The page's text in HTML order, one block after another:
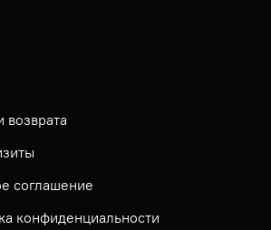
возврата
соглашение
конфиденциальности